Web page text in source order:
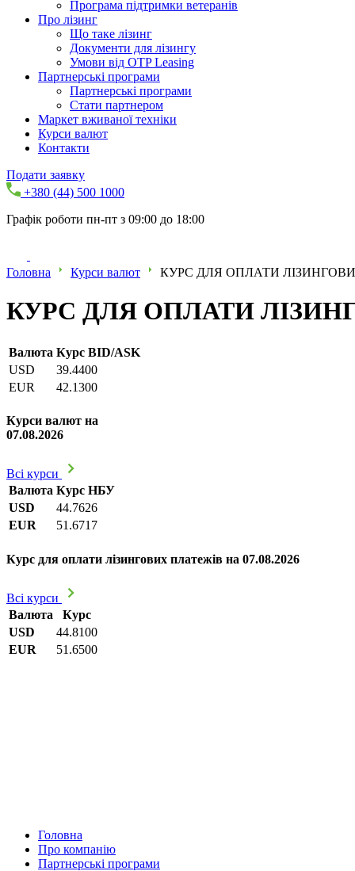
Програма підтримки ветеранів
Про лізинг
Що таке лізинг
Документи для лізингу
Умови від OTP Leasing
Партнерські програми
Партнерські програми
Стати партнером
Маркет вживаної техніки
Курси валют
Контакти
Подати заявку
+380 (44) 500 1000
Графік роботи пн-пт з 09:00 до 18:00
Головна Курси валют КУРС ДЛЯ ОПЛАТИ
КУРС ДЛЯ ОПЛАТИ
Валюта Курс BID/ASK
USD
39.4400
EUR
42.1300
Курси валют на
07.08.2026
Всі курси
Валюта Курс НБУ
USD
44.7626
EUR
51.6717
Курс для оплати лізингових платежів на 07.08.2026
Всі курси
Валюта
Курс
USD
44.8100
EUR
51.6500
Головна
Про компанію
Партнерські програми